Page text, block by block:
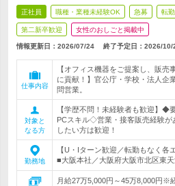
正社員 職種・業種未経験OK 急募 転
第二新卒歓迎 女性のおしごと掲載中
情報更新日：2026/07/24 終了予定日： 2026/10/
仕事内容
【オフィス機器をご提案し、販
に貢献！】官公庁・学校・法人企
問営業。
対象と
なる方
【学歴不問！未経験者も歓迎】◆
PCスキル◇営業・接客販売経験
したい方は歓迎！
勤務地
【U・Iターン歓迎／転勤もなく各
■大阪本社／大阪府大阪市北区東天
月給27万5,000円～45万8,000円※